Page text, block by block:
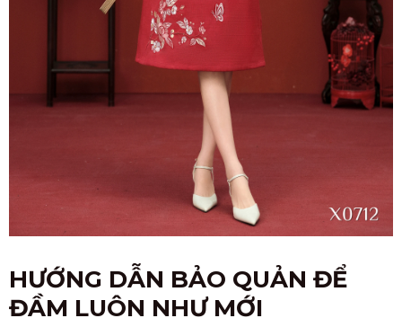
HƯỚNG DẪN BẢO QUẢN ĐỂ
ĐẦM LUÔN NHƯ MỚI